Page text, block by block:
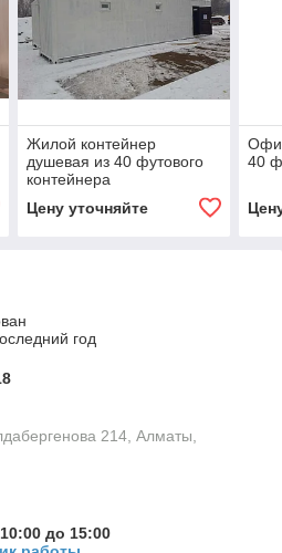
Жилой контейнер
душевая из 40 футового
контейнера
Цену уточняйте
40
год
214, Алматы,
до 15:00